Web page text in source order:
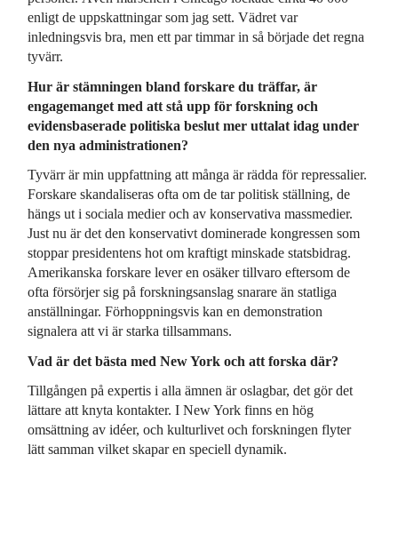
enligt de uppskattningar som jag sett. Vädret var
inledningsvis bra, men ett par timmar in så började det regna
tyvärr.
Hur är stämningen bland forskare du träffar, är
engagemanget med att stå upp för forskning och
evidensbaserade politiska beslut mer uttalat idag under
den nya administrationen?
Tyvärr är min uppfattning att många är rädda för repressalier.
Forskare skandaliseras ofta om de tar politisk ställning, de
hängs ut i sociala medier och av konservativa massmedier.
Just nu är det den konservativt dominerade kongressen som
stoppar presidentens hot om kraftigt minskade statsbidrag.
Amerikanska forskare lever en osäker tillvaro eftersom de
ofta försörjer sig på forskningsanslag snarare än statliga
anställningar. Förhoppningsvis kan en demonstration
signalera att vi är starka tillsammans.
Vad är det bästa med New York och att forska där?
Tillgången på expertis i alla ämnen är oslagbar, det gör det
lättare att knyta kontakter. I New York finns en hög
omsättning av idéer, och kulturlivet och forskningen flyter
lätt samman vilket skapar en speciell dynamik.